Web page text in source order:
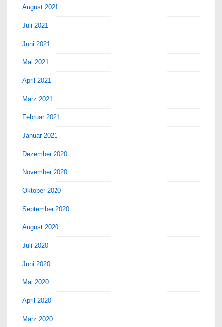
August 2021
Juli 2021
Juni 2021
Mai 2021
April 2021
März 2021
Februar 2021
Januar 2021
Dezember 2020
November 2020
Oktober 2020
September 2020
August 2020
Juli 2020
Juni 2020
Mai 2020
April 2020
März 2020